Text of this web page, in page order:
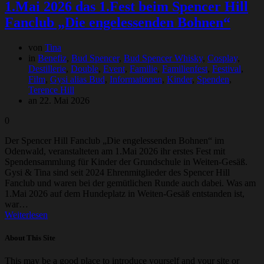
1.Mai 2026 das 1.Fest beim Spencer Hill
Fanclub „Die engelessenden Bohnen“
von Tina
in Benefiz, Bud Spencer, Bud Spencer Whisky, Cosplay,
Destillerie, Double, Event, Familie, Familienfest, Festival,
Film, Gysi alias Bud, Informationen, Kinder, Spenden,
Terence Hill
an 22. Mai 2026
0
Der Spencer Hill Fanclub „Die engelessenden Bohnen“ im
Odenwald, veranstalteten am 1.Mai 2026 ihr erstes Fest mit
Spendensammlung für Kinder der Grundschule in Weiten-Gesäß.
Gysi & Tina sind seit 2024 Ehrenmitglieder des Spencer Hill
Fanclub und waren bei der gemütlichen Runde auch dabei. Was am
1.Mai 2026 auf dem Hundeplatz in Weiten-Gesäß entstanden ist,
war…
Weiterlesen
About This Site
This may be a good place to introduce yourself and your site or